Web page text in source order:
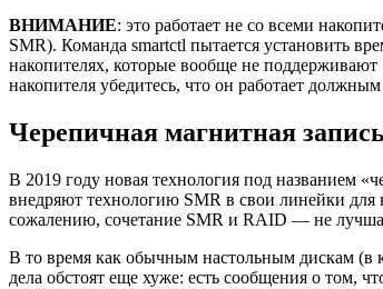
ВНИМАНИЕ: это работает не со всеми
SMR). Команда smartctl пытается установить
накопителях, которые вообще не
накопителя убедитесь, что он работает
Черепичная магнитная
В 2019 году новая технология под названием
внедряют технологию SMR в свои линейки
сожалению, сочетание SMR и RAID — не
В то время как обычным настольным дискам (в
дела обстоят еще хуже: есть сообщения о том,